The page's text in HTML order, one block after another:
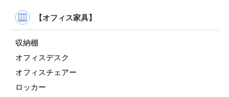
【オフィス家具】
収納棚
オフィスデスク
オフィスチェアー
ロッカー